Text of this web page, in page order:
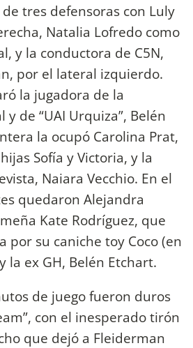
tres defensoras con Luly
Natalia Lofredo como
y la conductora de C5N,
por el lateral izquierdo.
la jugadora de la
y de “UAI Urquiza”, Belén
la ocupó Carolina Prat,
Sofía y Victoria, y la
Naiara Vecchio. En el
quedaron Alejandra
Kate Rodríguez, que
por su caniche toy Coco (en
la ex GH, Belén Etchart.
de juego fueron duros
con el inesperado tirón
que dejó a Fleiderman